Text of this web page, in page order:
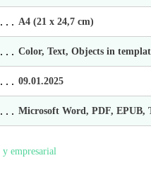
А4 (21 х 24,7 cm)
Color, Text, Objects in
09.01.2025
Microsoft Word, PDF, EPUB,
y empresarial